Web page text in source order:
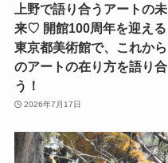
上野で語り合うアートの未
来♡ 開館100周年を迎える
東京都美術館で、これから
のアートの在り方を語り合
う！
2026年7月17日